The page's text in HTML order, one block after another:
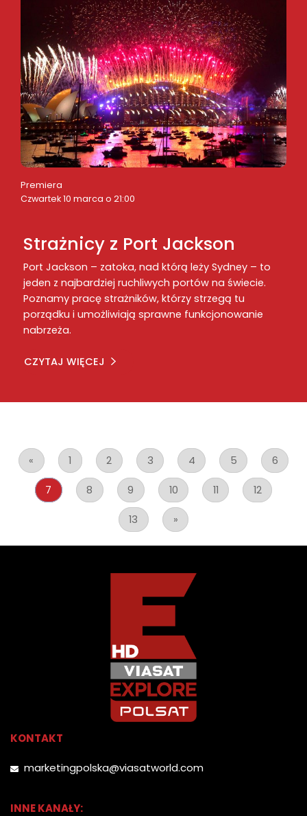
Premiera
Czwartek 10 marca o 21:00
Strażnicy z Port Jackson
Port Jackson – zatoka, nad którą leży Sydney – to
jeden z najbardziej ruchliwych portów na świecie.
Poznamy pracę strażników, którzy strzegą tu
porządku i umożliwiają sprawne funkcjonowanie
nabrzeża.
CZYTAJ WIĘCEJ
« 1 2 3 4 5 6
7 8 9 10 11 12
13 »
KONTAKT
marketingpolska@viasatworld.com
INNE KANAŁY: